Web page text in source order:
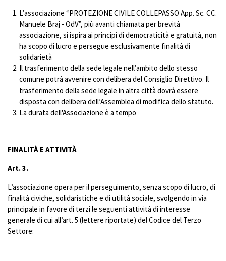
L’associazione “PROTEZIONE CIVILE COLLEPASSO App. Sc. CC.
Manuele Braj - OdV”, più avanti chiamata per brevità
associazione, si ispira ai principi di democraticità e gratuità, non
ha scopo di lucro e persegue esclusivamente finalità di
solidarietà
Il trasferimento della sede legale nell’ambito dello stesso
comune potrà avvenire con delibera del Consiglio Direttivo. Il
trasferimento della sede legale in altra città dovrà essere
disposta con delibera dell’Assemblea di modifica dello statuto.
La durata dell'Associazione è a tempo
FINALITÀ E ATTIVITÀ
Art. 3.
L’associazione opera per il perseguimento, senza scopo di lucro, di
finalità civiche, solidaristiche e di utilità sociale, svolgendo in via
principale in favore di terzi le seguenti attività di interesse
generale di cui all’art. 5 (lettere riportate) del Codice del Terzo
Settore: